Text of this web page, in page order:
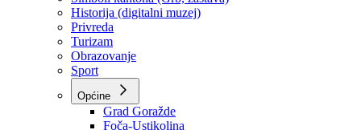
O kantonu
O kantonu
Simboli kantona (Grb, zastava)
Historija (digitalni muzej)
Privreda
Turizam
Obrazovanje
Sport